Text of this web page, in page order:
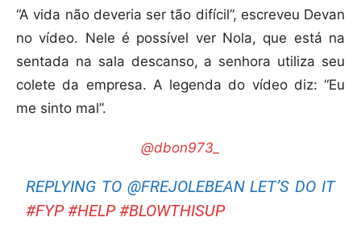
“A vida não deveria ser tão difícil”, escreveu Devan
no vídeo. Nele é possível ver Nola, que está na
sentada na sala descanso, a senhora utiliza seu
colete da empresa. A legenda do vídeo diz: “Eu
me sinto mal”.
@dbon973_
REPLYING TO @FREJOLEBEAN LET’S DO IT
#FYP #HELP #BLOWTHISUP